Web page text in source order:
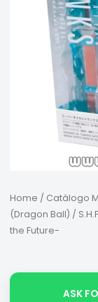
Home / Catálogo
(Dragon Ball) /
the Future-
ASK